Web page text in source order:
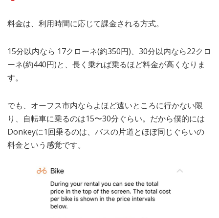
料金は、利用時間に応じて課金される方式。
15分以内なら 17クローネ(約350円)、30分以内なら22クロ
ーネ(約440円)と、長く乗れば乗るほど料金が高くなりま
す。
でも、オーフス市内ならよほど遠いところに行かない限
り、自転車に乗るのは15〜30分ぐらい。だから僕的には
Donkeyに1回乗るのは、バスの片道とほぼ同じぐらいの
料金という感覚です。